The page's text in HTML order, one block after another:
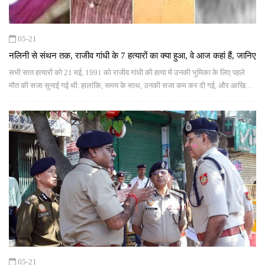
05-21
नलिनी से संथन तक, राजीव गांधी के 7 हत्यारों का क्या हुआ, वे आज कहां हैं, जानिए
सभी सात हत्यारों को 21 मई, 1991 को राजीव गांधी की हत्या में उनकी भूमिका के लिए पहले
मौत की सजा सुनाई गई थी. हालांकि, समय के साथ, उनकी सजा कम कर दी गई, और आखिर में
05-21